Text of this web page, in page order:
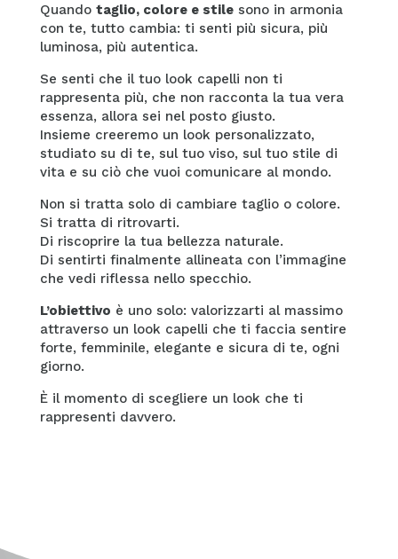
Quando taglio, colore e stilesono in armonia
con te, tutto cambia: ti senti più sicura, più
luminosa, più autentica.
Se senti che il tuo look capelli non ti
rappresenta più, che non racconta la tua vera
essenza, allora sei nel posto giusto.
Insieme creeremo un look personalizzato,
studiato su di te, sul tuo viso, sul tuo stile di
vita e su ciò che vuoi comunicare al mondo.
Non si tratta solo di cambiare taglio o colore.
Si tratta di ritrovarti.
Di riscoprire la tua bellezza naturale.
Di sentirti finalmente allineata con l’immagine
che vedi riflessa nello specchio.
L’obiettivo è uno solo: valorizzarti al massimo
attraverso un look capelli che ti faccia sentire
forte, femminile, elegante e sicura di te, ogni
giorno.
È il momento di scegliere un look che ti
rappresenti davvero.